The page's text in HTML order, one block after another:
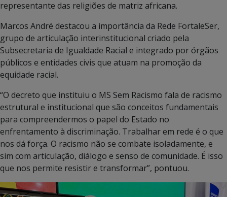
representante das religiões de matriz africana.
Marcos André destacou a importância da Rede FortaleSer,
grupo de articulação interinstitucional criado pela
Subsecretaria de Igualdade Racial e integrado por órgãos
públicos e entidades civis que atuam na promoção da
equidade racial.
“O decreto que instituiu o MS Sem Racismo fala de racismo
estrutural e institucional que são conceitos fundamentais
para compreendermos o papel do Estado no
enfrentamento à discriminação. Trabalhar em rede é o que
nos dá força. O racismo não se combate isoladamente, e
sim com articulação, diálogo e senso de comunidade. É isso
que nos permite resistir e transformar”, pontuou.